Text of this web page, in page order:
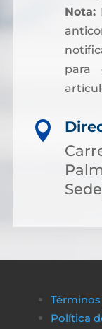
Nota:
para

Política